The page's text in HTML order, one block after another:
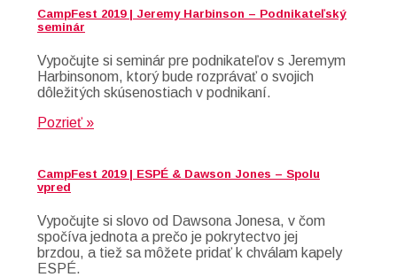
CampFest 2019 | Jeremy Harbinson – Podnikateľský
seminár
Vypočujte si seminár pre podnikateľov s Jeremym
Harbinsonom, ktorý bude rozprávať o svojich
dôležitých skúsenostiach v podnikaní.
Pozrieť »
CampFest 2019 | ESPÉ & Dawson Jones – Spolu
vpred
Vypočujte si slovo od Dawsona Jonesa, v čom
spočíva jednota a prečo je pokrytectvo jej
brzdou, a tiež sa môžete pridať k chválam kapely
ESPÉ.